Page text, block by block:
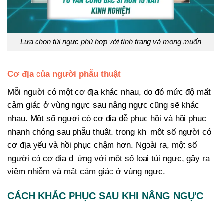
Lựa chọn túi ngực phù hợp với tình trạng và mong muốn
Cơ địa của người phẫu thuật
Mỗi người có một cơ địa khác nhau, do đó mức độ mất
cảm giác ở vùng ngực sau nâng ngực cũng sẽ khác
nhau. Một số người có cơ địa dễ phục hồi và hồi phục
nhanh chóng sau phẫu thuật, trong khi một số người có
cơ địa yếu và hồi phục chậm hơn. Ngoài ra, một số
người có cơ địa dị ứng với một số loại túi ngực, gây ra
viêm nhiễm và mất cảm giác ở vùng ngực.
CÁCH KHẮC PHỤC SAU KHI NÂNG NGỰC